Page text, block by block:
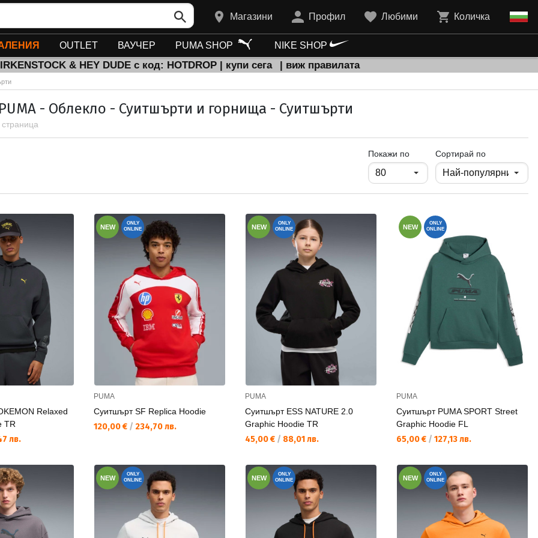
Магазини Профил Любими Количка
OUTLET ВАУЧЕР PUMA SHOP NIKE SHOP
& HEY DUDE с код: HOTDROP | купи сега | виж правилата
- Облекло - Суитшърти и горнища - Суитшърти
Покажи попродукти на страница
Сортирай по
Relaxed
TR
лв.
NEW
ONLY
ONLINE
PUMA
Суитшърт SF Replica Hoodie
Текуща цена:
120,00 € / 234,70 лв.
NEW
ONLY
ONLINE
PUMA
Суитшърт ESS NATURE 2.0
Graphic Hoodie TR
Текуща цена:
45,00 € / 88,01 лв.
NEW
ONLY
ONLINE
PUMA
Суитшърт PUMA SPORT Street
Graphic Hoodie FL
Текуща цена:
65,00 € / 127,13 лв.
NEW
ONLY
ONLINE
NEW
ONLY
ONLINE
NEW
ONLY
ONLINE